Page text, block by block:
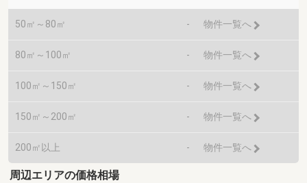
50㎡～80㎡ - 物件一覧へ
80㎡～100㎡ - 物件一覧へ
100㎡～150㎡ - 物件一覧へ
150㎡～200㎡ - 物件一覧へ
200㎡以上 - 物件一覧へ
周辺エリアの価格相場